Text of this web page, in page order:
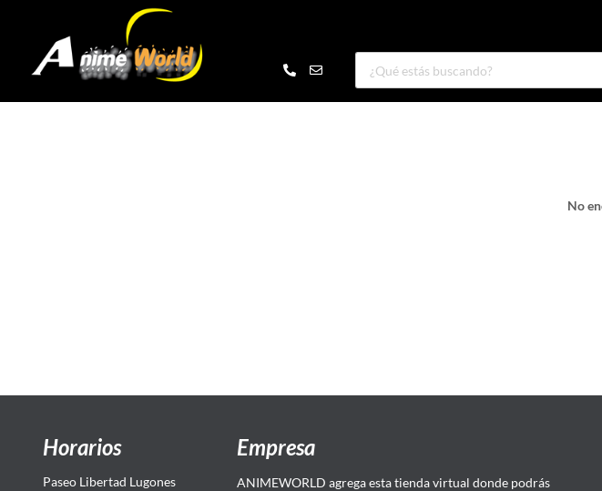
No
Horarios
Paseo Libertad Lugones
Empresa
ANIMEWORLD agrega esta tienda virtual donde podrás